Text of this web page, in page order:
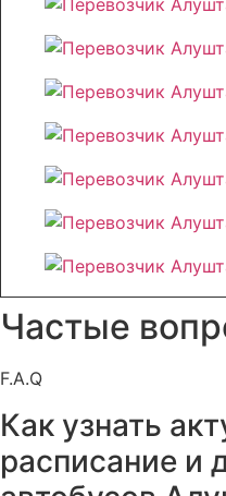
Частые
F.A.Q
Как узнать
расписание и